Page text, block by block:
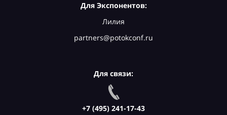
Для Экспонентов:
Лилия
partners@potokconf.ru
Для связи:
+7 (495) 241-17-43